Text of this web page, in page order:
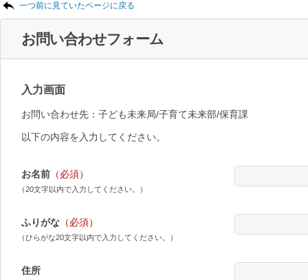
一つ前に見ていたページに戻る
お問い合わせフォーム
入力画面
お問い合わせ先：子ども未来局/子育て未来部/保育課
以下の内容を入力してください。
お名前 （必須）
（20文字以内で入力してください。）
ふりがな （必須）
（ひらがな20文字以内で入力してください。）
住所